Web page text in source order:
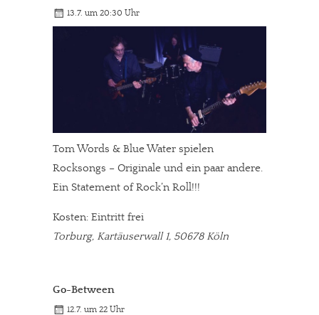
13.7. um 20:30 Uhr
Tom Words & Blue Water spielen
Rocksongs – Originale und ein paar andere.
Ein Statement of Rock’n Roll!!!
Kosten: Eintritt frei
Torburg, Kartäuserwall 1, 50678 Köln
Go-Between
12.7. um 22 Uhr